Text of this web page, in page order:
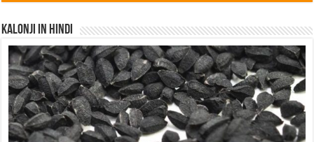
Kalonji In Hindi